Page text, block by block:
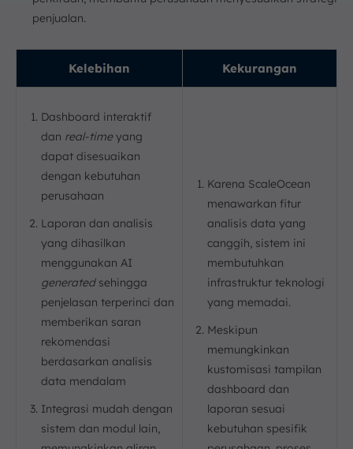
penjualan.
Kelebihan Kekurangan
Dashboard interaktif
dan real-timeyang
dapat disesuaikan
dengan kebutuhan
perusahaan
Laporan dan analisis
yang dihasilkan
menggunakan AI
generatedsehingga
penjelasan terperinci dan
memberikan saran
rekomendasi
berdasarkan analisis
data mendalam
Integrasi mudah dengan
sistem dan modul lain,
Karena ScaleOcean
menawarkan fitur
analisis data yang
canggih, sistem ini
membutuhkan
infrastruktur teknologi
yang memadai.
Meskipun
memungkinkan
kustomisasi tampilan
dashboard dan
laporan sesuai
kebutuhan spesifik